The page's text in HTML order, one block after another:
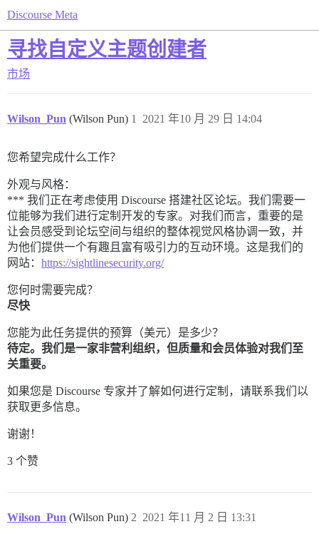
Discourse Meta
寻找自定义主题创建者
市场
Wilson_Pun (Wilson Pun) 2021 年10 月 29 日 14:04
1
您希望完成什么工作？
外观与风格：
*** 我们正在考虑使用 Discourse 搭建社区论坛。我们需要一
位能够为我们进行定制开发的专家。对我们而言，重要的是
让会员感受到论坛空间与组织的整体视觉风格协调一致，并
为他们提供一个有趣且富有吸引力的互动环境。这是我们的
网站： https://sightlinesecurity.org/
您何时需要完成？
尽快
您能为此任务提供的预算（美元）是多少？
待定。我们是一家非营利组织，但质量和会员体验对我们至
关重要。
如果您是 Discourse 专家并了解如何进行定制，请联系我们以
获取更多信息。
谢谢！
3 个赞
Wilson_Pun (Wilson Pun) 2021 年11 月 2 日 13:31
2